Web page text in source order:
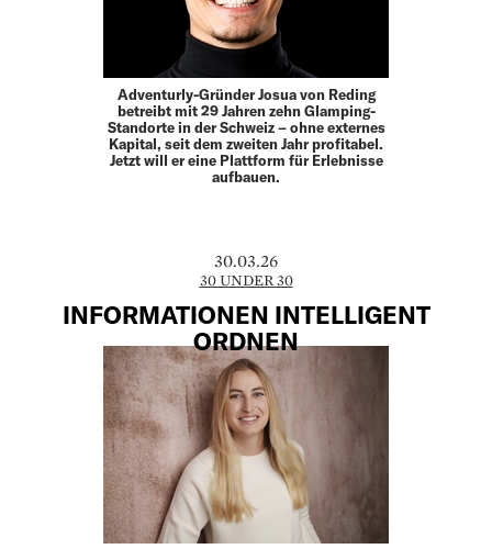
Adventurly-Gründer Josua von Reding
betreibt mit 29 Jahren zehn Glamping-
Standorte in der Schweiz – ohne externes
Kapital, seit dem zweiten Jahr profitabel.
Jetzt will er eine Plattform für Erlebnisse
aufbauen.
30.03.26
30 UNDER 30
INFORMATIONEN INTELLIGENT
ORDNEN